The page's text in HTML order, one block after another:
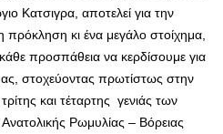
Κατσιγρα, αποτελεί για την
κι ένα μεγάλο στοίχημα,
προσπάθεια να κερδίσουμε για
στοχεύοντας πρωτίστως στην
και τέταρτης γενιάς των
Ρωμυλίας – Βόρειας